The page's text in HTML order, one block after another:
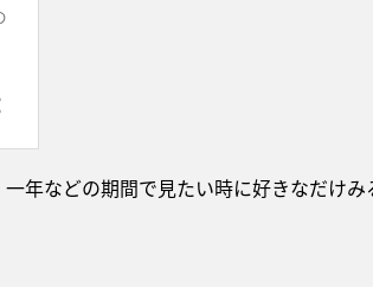
年などの期間で見たい時に好きなだけみ